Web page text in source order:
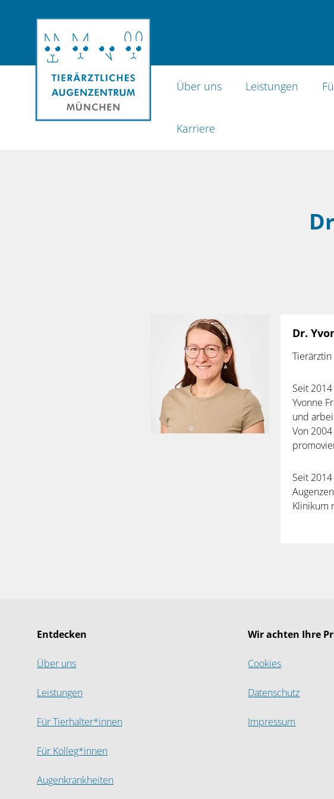
Homepage Tierärztliches Augenzentrum München
Über uns Leistungen
Karriere
Dr.
Tierärztin
Seit
Yvonne
und
Von
Seit
Klinikum
Entdecken
Über uns
Leistungen
Für Tierhalter*innen
Für Kolleg*innen
Augenkrankheiten
Wir achten Ihre
Cookies
Datenschutz
Impressum